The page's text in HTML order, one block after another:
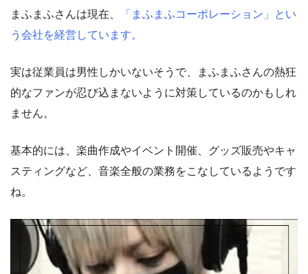
まふまふさんは現在、
「まふまふコーポレーション」とい
う会社を経営しています。
実は従業員は男性しかいないそうで、まふまふさんの熱狂
的なファンが忍び込まないように対策しているのかもしれ
ません。
基本的には、楽曲作成やイベント開催、グッズ販売やキャ
スティングなど、音楽全般の業務をこなしているようです
ね。